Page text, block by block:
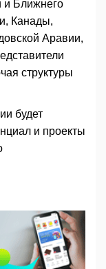
и Ближнего
Канады,
Аравии,
структуры
будет
и проекты